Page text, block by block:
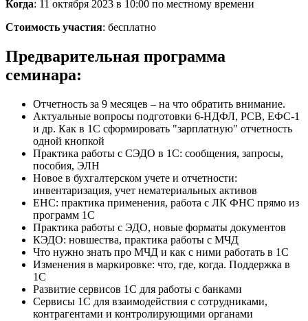
Когда: 11 октября 2023 в 10:00 по местному времени
Стоимость участия: бесплатно
Предварительная программа
семинара:
Отчетность за 9 месяцев – на что обратить внимание.
Актуальные вопросы подготовки 6-НДФЛ, РСВ, ЕФС-1
и др. Как в 1С сформировать "зарплатную" отчетность
одной кнопкой
Практика работы с СЭДО в 1С: сообщения, запросы,
пособия, ЭЛН
Новое в бухгалтерском учете и отчетности:
инвентаризация, учет нематериальных активов
ЕНС: практика применения, работа с ЛК ФНС прямо из
программ 1С
Практика работы с ЭДО, новые форматы документов
КЭДО: новшества, практика работы с МЧД
Что нужно знать про МЧД и как с ними работать в 1С
Изменения в маркировке: что, где, когда. Поддержка в
1С
Развитие сервисов 1С для работы с банками
Сервисы 1С для взаимодействия с сотрудниками,
контрагентами и контролирующими органами